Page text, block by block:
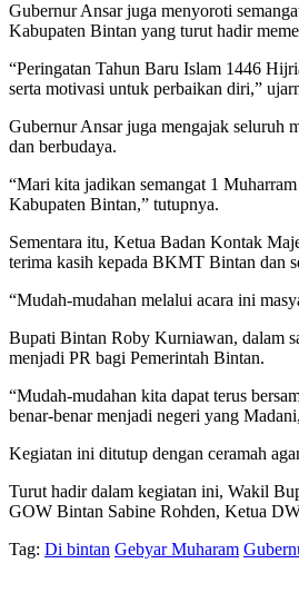
Gubernur Ansar juga menyoroti
Kabupaten Bintan yang turut hadir
“Peringatan Tahun Baru Islam 1446
serta motivasi untuk perbaikan diri,”
Gubernur Ansar juga mengajak seluruh
dan berbudaya.
“Mari kita jadikan semangat 1
Kabupaten Bintan,” tutupnya.
Sementara itu, Ketua Badan Kontak
terima kasih kepada BKMT Bintan dan
“Mudah-mudahan melalui acara ini
Bupati Bintan Roby Kurniawan, dalam
menjadi PR bagi Pemerintah Bintan.
“Mudah-mudahan kita dapat terus
benar-benar menjadi negeri yang
Kegiatan ini ditutup dengan ceramah
Turut hadir dalam kegiatan ini, Wakil
GOW Bintan Sabine Rohden, Ketua
Tag: Di bintan Gebyar Muharam